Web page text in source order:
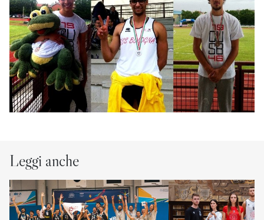
Leggi anche